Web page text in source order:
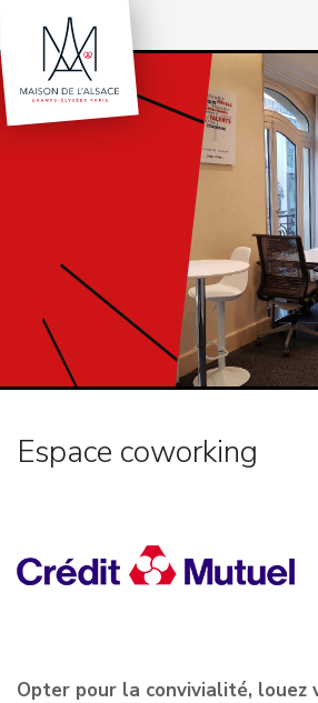
Espace coworking
Opter pour la convivialité, louez